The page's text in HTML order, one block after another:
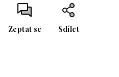
Zeptat se Sdílet